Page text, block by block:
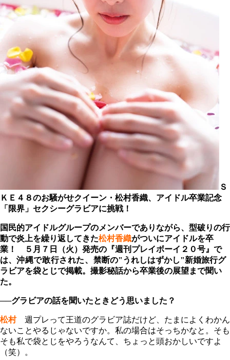
Ｓ
ＫＥ４８のお騒がせクイーン・松村香織、アイドル卒業記念
「限界」セクシーグラビアに挑戦！
国民的アイドルグループのメンバーでありながら、型破りの行
動で炎上を繰り返してきた松村香織がついにアイドルを卒
業！ ５月７日（火）発売の『週刊プレイボーイ２０号』で
は、 沖縄で敢行された、 禁断の"うれしはずかし"新婚旅行グ
ラビアを袋とじで掲載。 撮影秘話から卒業後の展望まで聞い
た。
──グラビアの話を聞いたときどう思いました？
松村週プレって王道のグラビア誌だけど、たまによくわかん
ないことやるじゃないですか。私の場合はそっちかなと。そも
そも私で袋とじをやろうなんて、ちょっと頭おかしいですよ
（笑）。